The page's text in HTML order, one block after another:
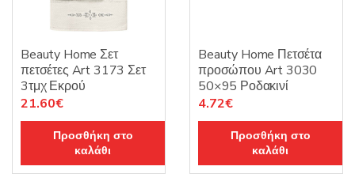
Beauty Home Σετ
πετσέτες Art 3173 Σετ
3τμχ Εκρού
Original
price
21.60€Η
τρέχουσα
τιμή
είναι:
21.60€.
Προσθήκη στο
καλάθι
Beauty Home Πετσέτα
προσώπου Art 3030
50×95 Ροδακινί
Original
price
4.72€Η
τρέχουσα
τιμή
είναι:
4.72€.
Προσθήκη στο
καλάθι